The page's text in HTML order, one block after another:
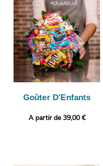
Goûter D'Enfants
A partir de 39,00 €